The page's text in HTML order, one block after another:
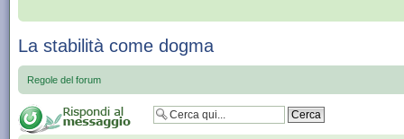
La stabilità come dogma
Regole del forum